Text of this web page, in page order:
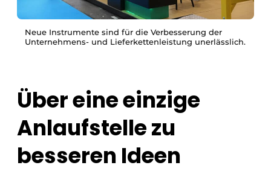
Neue Instrumente sind für die Verbesserung der
Unternehmens- und Lieferkettenleistung unerlässlich.
Über eine einzige
Anlaufstelle zu
besseren Ideen